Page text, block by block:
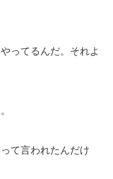
ってるんだ。それよ
て言われたんだけ